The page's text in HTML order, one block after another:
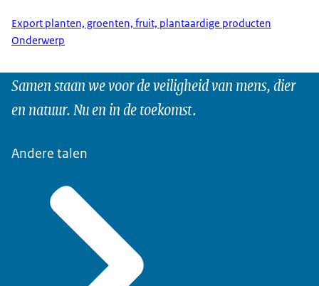
Export planten, groenten, fruit, plantaardige producten
Onderwerp
Samen staan we voor de veiligheid van mens, dier
en natuur. Nu en in de toekomst.
Andere talen